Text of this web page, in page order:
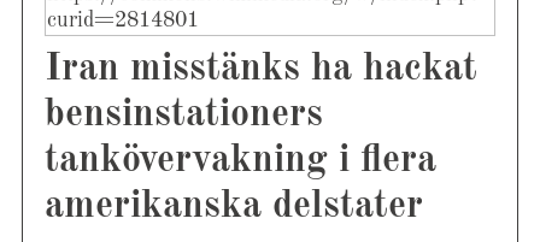
Iran misstänks ha hackat
bensinstationers
tankövervakning i flera
amerikanska delstater